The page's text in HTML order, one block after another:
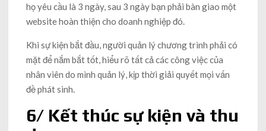
họ yêu cầu là 3 ngày, sau 3 ngày bạn phải bàn giao một
website hoàn thiện cho doanh nghiệp đó.
Khi sự kiện bắt đầu, người quản lý chương trình phải có
mặt để nắm bắt tốt, hiểu rõ tất cả các công việc của
nhân viên do mình quản lý, kịp thời giải quyết mọi vấn
đề phát sinh.
6/ Kết thúc sự kiện và thu